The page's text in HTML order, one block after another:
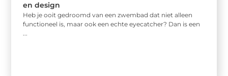
en design
Heb je ooit gedroomd van een zwembad dat niet alleen
functioneel is, maar ook een echte eyecatcher? Dan is een
...